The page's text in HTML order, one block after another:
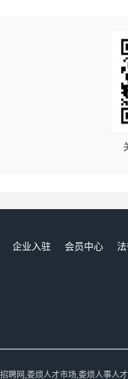
企业入驻 会员中心
聘网,娄烦人才市场,娄烦人事人